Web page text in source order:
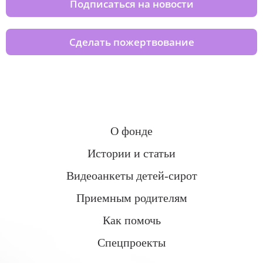
Подписаться на новости
Сделать пожертвование
О фонде
Истории и статьи
Видеоанкеты детей-сирот
Приемным родителям
Как помочь
Спецпроекты